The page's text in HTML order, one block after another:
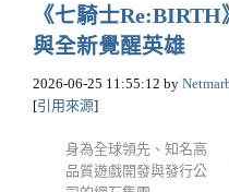
《七騎士
與全新覺醒英雄
2026-06-25 11:55:12 by
[引用來源]
身為全球領先、知名高
品質遊戲開發與發行公